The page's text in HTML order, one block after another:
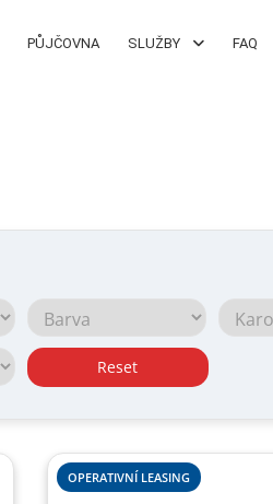
PŮJČOVNA SLUŽBY FAQ
Reset
OPERATIVNÍ LEASING